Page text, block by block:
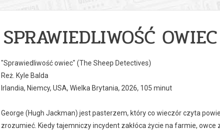
SPRAWIEDLIWOŚĆ OWIEC
"Sprawiedliwość owiec" (The Sheep Detectives)
Reż. Kyle Balda
Irlandia, Niemcy, USA, Wielka Brytania, 2026, 105 minut
George (Hugh Jackman) jest pasterzem, który co wieczór czyta
zrozumieć. Kiedy tajemniczy incydent zakłóca życie na farmie,